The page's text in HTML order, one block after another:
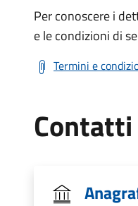
Per conoscere i
e le condizioni di
Termini e
Contatti